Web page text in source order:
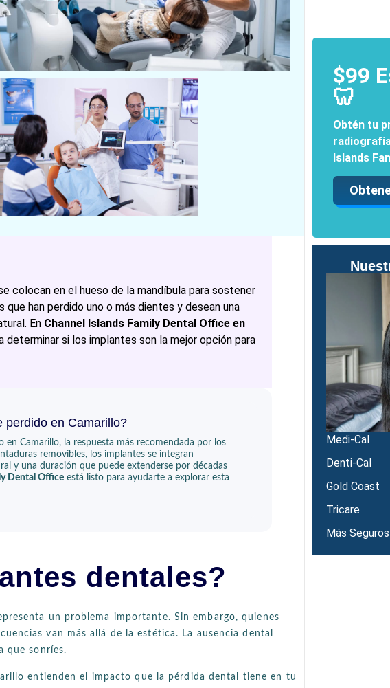
colocan en el hueso de la mandíbula para sostener
han perdido uno o más dientes y desean una
En Channel Islands Family Dental Office en
determinar si los implantes son la mejor opción para
perdido en Camarillo?
Camarillo, la respuesta más recomendada por los
removibles, los implantes se integran
y una duración que puede extenderse por décadas
Dental Officeestá listo para ayudarte a explorar esta
dentales?
un problema importante. Sin embargo, quienes
van más allá de la estética. La ausencia dental
que sonríes.
entienden el impacto que la pérdida dental tiene en tu
$99
🦷
Obtén tu
Islands
Medi-Cal
Denti-Cal
Gold Coast
Tricare
Más Seguros